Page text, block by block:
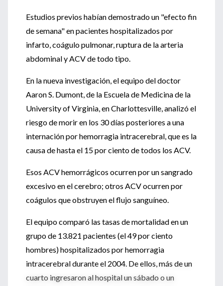
Estudios previos habían demostrado un "efecto fin
de semana" en pacientes hospitalizados por
infarto, coágulo pulmonar, ruptura de la arteria
abdominal y ACV de todo tipo.
En la nueva investigación, el equipo del doctor
Aaron S. Dumont, de la Escuela de Medicina de la
University of Virginia, en Charlottesville, analizó el
riesgo de morir en los 30 días posteriores a una
internación por hemorragia intracerebral, que es la
causa de hasta el 15 por ciento de todos los ACV.
Esos ACV hemorrágicos ocurren por un sangrado
excesivo en el cerebro; otros ACV ocurren por
coágulos que obstruyen el flujo sanguíneo.
El equipo comparó las tasas de mortalidad en un
grupo de 13.821 pacientes (el 49 por ciento
hombres) hospitalizados por hemorragia
intracerebral durante el 2004. De ellos, más de un
cuarto ingresaron al hospital un sábado o un